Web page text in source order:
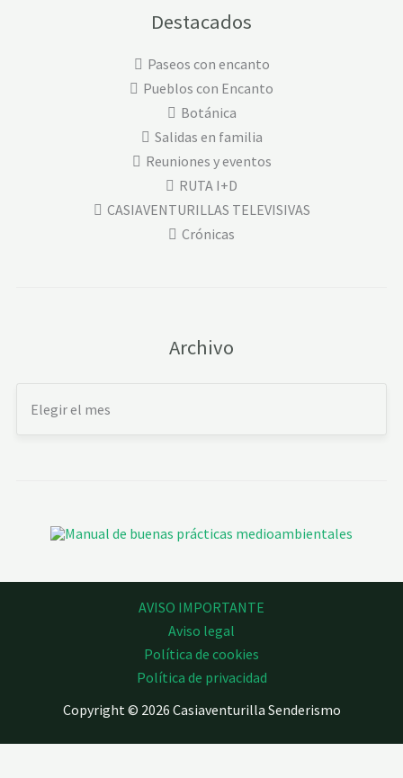
Destacados
Paseos con encanto
Pueblos con Encanto
Botánica
Salidas en familia
Reuniones y eventos
RUTA I+D
CASIAVENTURILLAS TELEVISIVAS
Crónicas
Archivo
AVISO IMPORTANTE
Aviso legal
Política de cookies
Política de privacidad
Copyright © 2026 Casiaventurilla Senderismo